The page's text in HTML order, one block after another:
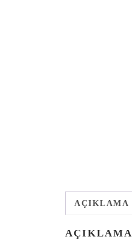
AÇIKLAMA
AÇIKLAMA